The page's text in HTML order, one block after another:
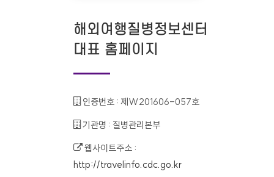
해외여행질병정보센터
대표 홈페이지
인증번호 : 제W201606-057호
기관명 : 질병관리본부
웹사이트주소 :
http://travelinfo.cdc.go.kr